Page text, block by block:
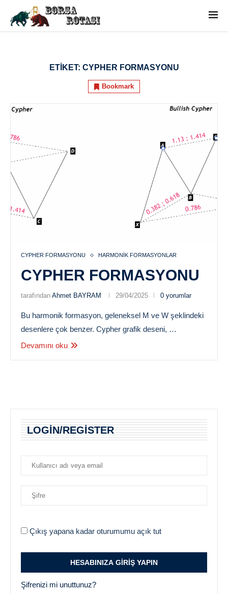
ETIKET: CYPHER FORMASYONU
Bookmark
CYPHER FORMASYONU HARMONIK FORMASYONLAR
CYPHER FORMASYONU
tarafından Ahmet BAYRAM 29/04/2025 0 yorumlar
Bu harmonik formasyon, geleneksel M ve W şeklindeki
desenlere çok benzer. Cypher grafik deseni, …
Devamını oku
LOGIN/REGISTER
Çıkış yapana kadar oturumumu açık tut
Şifrenizi mi unuttunuz?